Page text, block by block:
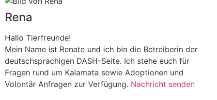
Rena
Hallo Tierfreunde!
Mein Name ist Renate und ich bin die Betreiberin der
deutschsprachigen DASH-Seite. Ich stehe euch für
Fragen rund um Kalamata sowie Adoptionen und
Volontär Anfragen zur Verfügung. Nachricht senden